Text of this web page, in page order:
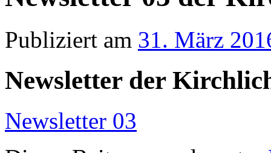
Publiziert am 31. März
Newsletter der
Newsletter 03